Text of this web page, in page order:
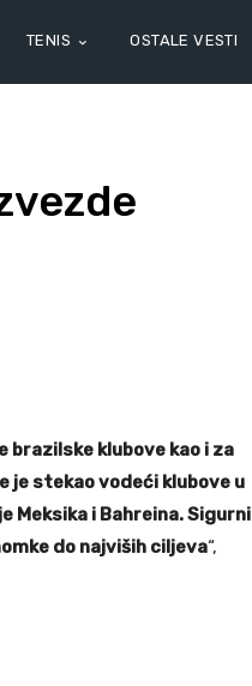
TENIS OSTALE VESTI
brazilske klubove kao i za
je stekao vodeći klubove u
Meksika i Bahreina. Sigurni
do najviših ciljeva“,